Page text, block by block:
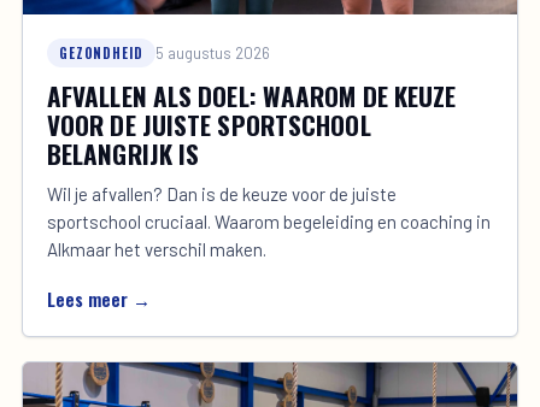
GEZONDHEID 5 augustus 2026
AFVALLEN ALS DOEL: WAAROM DE KEUZE
VOOR DE JUISTE SPORTSCHOOL
BELANGRIJK IS
Wil je afvallen? Dan is de keuze voor de juiste
sportschool cruciaal. Waarom begeleiding en coaching in
Alkmaar het verschil maken.
Lees meer →